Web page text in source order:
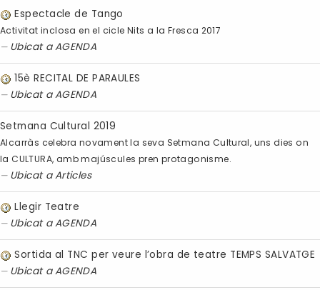
Espectacle de Tango
Activitat inclosa en el cicle Nits a la Fresca 2017
Ubicat aAGENDA
15è RECITAL DE PARAULES
Ubicat aAGENDA
Setmana Cultural 2019
Alcarràs celebra novament la seva Setmana Cultural, uns dies on
la CULTURA, amb majúscules pren protagonisme.
Ubicat aArticles
Llegir Teatre
Ubicat aAGENDA
Sortida al TNC per veure l’obra de teatre TEMPS SALVATGE
Ubicat aAGENDA